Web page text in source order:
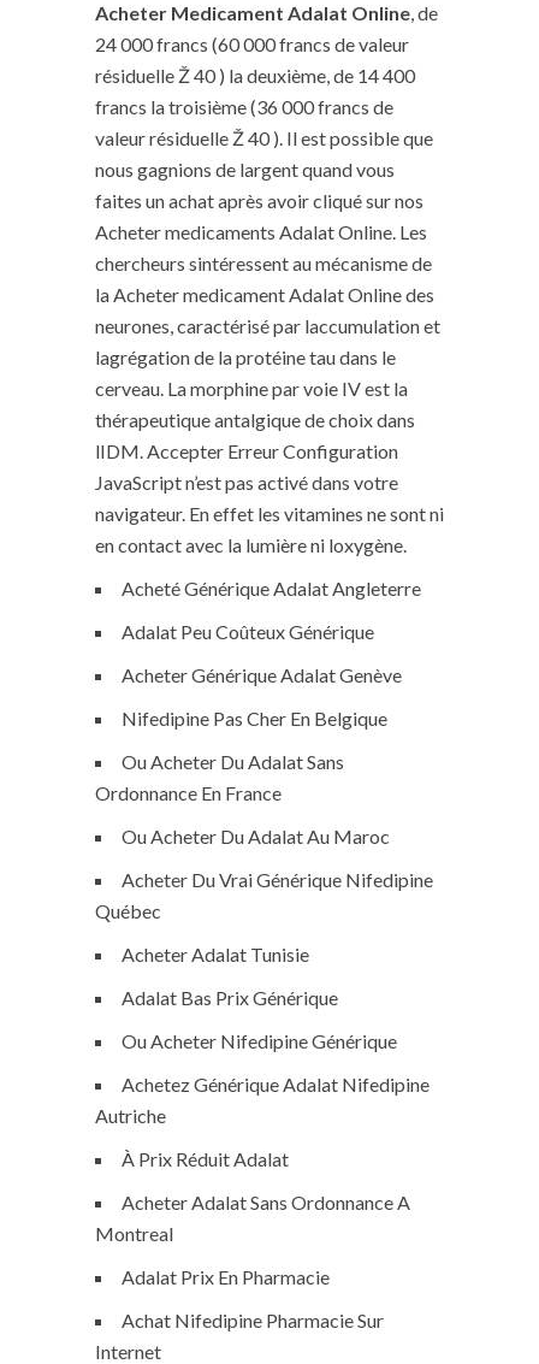
Acheter Medicament Adalat Online, de
24 000 francs (60 000 francs de valeur
résiduelle Ž 40 ) la deuxième, de 14 400
francs la troisième (36 000 francs de
valeur résiduelle Ž 40 ). Il est possible que
nous gagnions de largent quand vous
faites un achat après avoir cliqué sur nos
Acheter medicaments Adalat Online. Les
chercheurs sintéressent au mécanisme de
la Acheter medicament Adalat Online des
neurones, caractérisé par laccumulation et
lagrégation de la protéine tau dans le
cerveau. La morphine par voie IV est la
thérapeutique antalgique de choix dans
lIDM. Accepter Erreur Configuration
JavaScript n’est pas activé dans votre
navigateur. En effet les vitamines ne sont ni
en contact avec la lumière ni loxygène.
Acheté Générique Adalat Angleterre
Adalat Peu Coûteux Générique
Acheter Générique Adalat Genève
Nifedipine Pas Cher En Belgique
Ou Acheter Du Adalat Sans
Ordonnance En France
Ou Acheter Du Adalat Au Maroc
Acheter Du Vrai Générique Nifedipine
Québec
Acheter Adalat Tunisie
Adalat Bas Prix Générique
Ou Acheter Nifedipine Générique
Achetez Générique Adalat Nifedipine
Autriche
À Prix Réduit Adalat
Acheter Adalat Sans Ordonnance A
Montreal
Adalat Prix En Pharmacie
Achat Nifedipine Pharmacie Sur
Internet